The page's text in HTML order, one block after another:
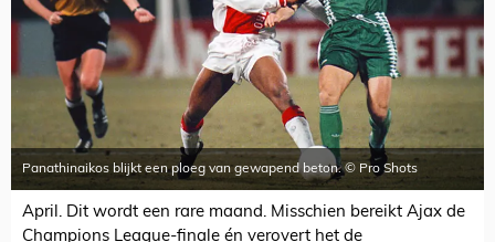
Panathinaikos blijkt een ploeg van gewapend beton. © Pro Shots
April. Dit wordt een rare maand. Misschien bereikt Ajax de
Champions League-finale én verovert het de